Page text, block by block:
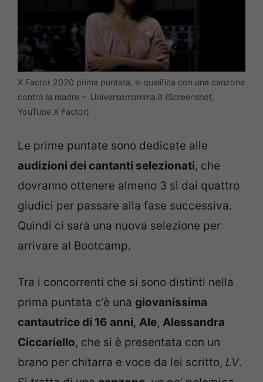
X Factor 2020 prima puntata, si qualifica con una canzone
contro la madre – Universomamma.it (Screenshot,
YouTube X Factor)
Le prime puntate sono dedicate alle
audizioni dei cantanti selezionati, che
dovranno ottenere almeno 3 sì dai quattro
giudici per passare alla fase successiva.
Quindi ci sarà una nuova selezione per
arrivare al Bootcamp.
Tra i concorrenti che si sono distinti nella
prima puntata c’è una giovanissima
cantautrice di 16 anni, Ale, Alessandra
Ciccariello, che si è presentata con un
brano per chitarra e voce da lei scritto, LV.